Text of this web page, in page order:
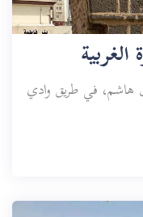
هاشم، في طريق وادي